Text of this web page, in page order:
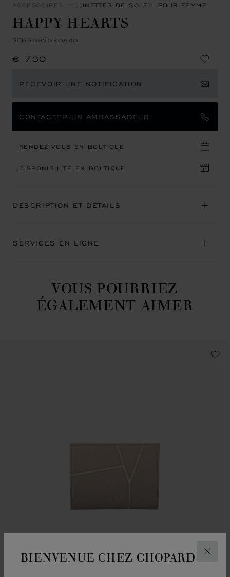
BIENVENUE CHEZ CHOPARD
ACCESSOIRES LUNETTES DE SOLEIL POUR FEMME
HAPPY HEARTS
SCHG68V620A40
€ 730
RECEVOIR UNE NOTIFICATION
CONTACTER UN AMBASSADEUR
RENDEZ-VOUS EN BOUTIQUE
DISPONIBILITÉ EN BOUTIQUE
DESCRIPTION ET DÉTAILS
SERVICES EN LIGNE
VOUS POURRIEZ
ÉGALEMENT AIMER